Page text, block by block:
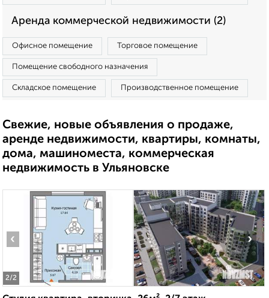
Аренда коммерческой недвижимости (2)
Офисное помещение Торговое помещение
Помещение свободного назначения
Складское помещение Производственное помещение
Свежие, новые объявления о продаже,
аренде недвижимости, квартиры, комнаты,
дома, машиноместа, коммерческая
недвижимость в Ульяновске
2/2
‹ ›